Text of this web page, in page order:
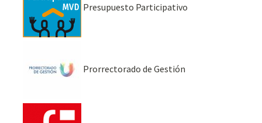
Presupuesto Participativo
Prorrectorado de Gestión